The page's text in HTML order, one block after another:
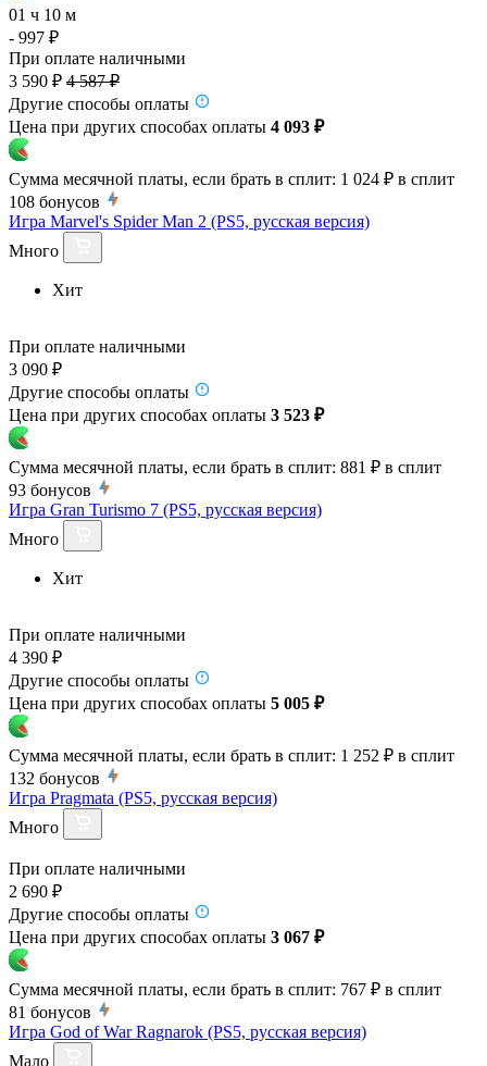
01 ч 10 м
- 997 ₽
При оплате наличными
3 590 ₽ 4 587 ₽
Другие способы оплаты
Цена при других способах оплаты 4 093 ₽
Сумма месячной платы, если брать в сплит: 1 024 ₽ в сплит
108 бонусов
Игра Marvel's Spider Man 2 (PS5, русская версия)
Много
Хит
При оплате наличными
3 090 ₽
Другие способы оплаты
Цена при других способах оплаты 3 523 ₽
Сумма месячной платы, если брать в сплит: 881 ₽ в сплит
93 бонусов
Игра Gran Turismo 7 (PS5, русская версия)
Много
Хит
При оплате наличными
4 390 ₽
Другие способы оплаты
Цена при других способах оплаты 5 005 ₽
Сумма месячной платы, если брать в сплит: 1 252 ₽ в сплит
132 бонусов
Игра Pragmata (PS5, русская версия)
Много
При оплате наличными
2 690 ₽
Другие способы оплаты
Цена при других способах оплаты 3 067 ₽
Сумма месячной платы, если брать в сплит: 767 ₽ в сплит
81 бонусов
Игра God of War Ragnarok (PS5, русская версия)
Мало